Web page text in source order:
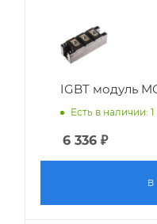
IGBT модуль
Есть в наличии: 1
6 336 ₽
В